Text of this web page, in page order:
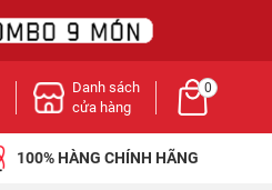
Danh sách
cửa hàng
0
100% HÀNG CHÍNH HÃNG